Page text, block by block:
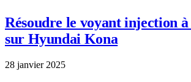
Résoudre le voyant injection
sur Hyundai Kona
28 janvier 2025